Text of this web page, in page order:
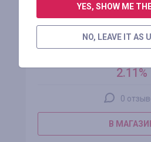
2.11%
0
В
YES, SHOW ME
NO, LEAVE IT AS